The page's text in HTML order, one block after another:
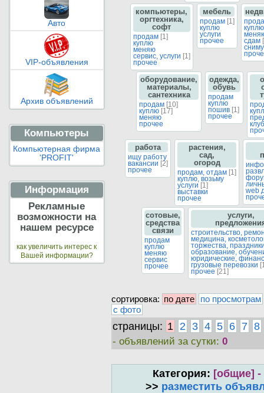
Авто
VIP-объявления
Архив объявлений
Компьютеры
Компьютерная фирма
'PROFIT'
Информация
Рекламные
возможности на
нашем ресурсе
как увеличить интерес к
Вашей информации?
компьютеры,
оргтехника,
софт
продам [1]
куплю
меняю
сервис, услуги [1]
прочее
мебель
продам [1]
куплю
услуги
прочее
куплю
сдам
сниму
оборудование,
материалы,
сантехника
продам [10]
куплю [17]
меняю
прочее
одежда,
обувь
продам
куплю
пошив [1]
прочее
работа
ищу работу
вакансии [2]
прочее
растения,
сад,
огород
продам, отдам [1]
куплю, возьму
услуги [1]
выставки
прочее
web
сотовые,
средства
связи
продам
куплю
меняю
сервис
прочее
услуги,
строительство,
медицина,
торжества,
образование,
юридические,
грузовые перевозки
прочее [21]
сортировка: по дате
по просмотрам
с фото
страницы: 1 2 3 4 5 6 7 8
- объявлений за сутки:0
Категория: [общие] -
>> разместить